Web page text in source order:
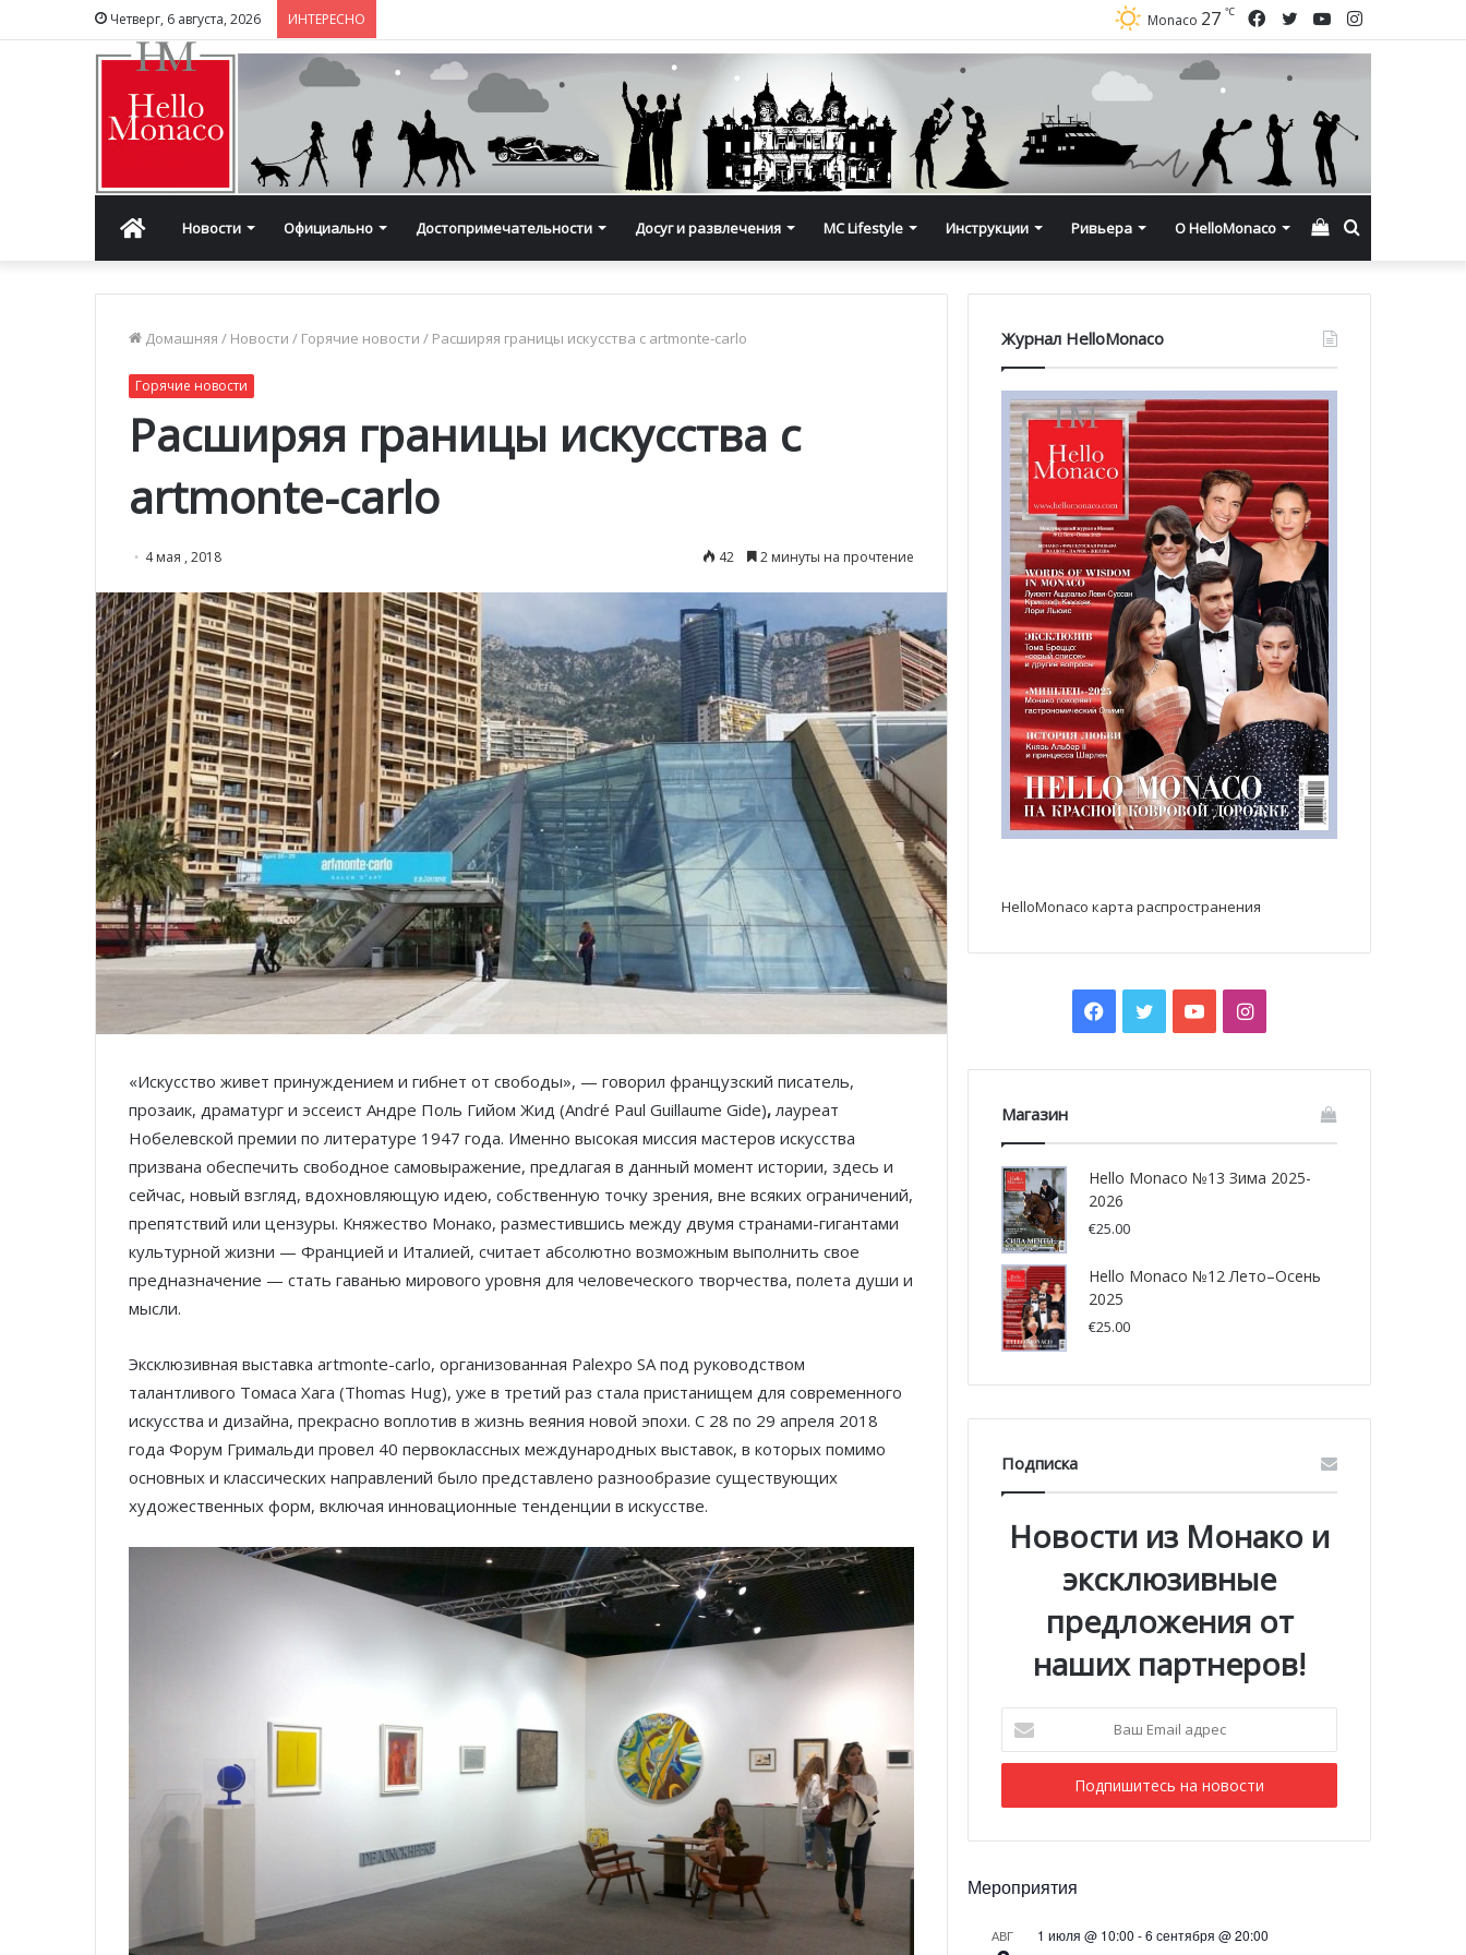
Четверг, 6 августа, 2026 ИНТЕРЕСНО Instagram
YouTube
Twitter
Facebook
Monaco 27 ℃
ГлавнаяНовости Официально Достопримечательности Досуг и развлечения MC Lifestyle Инструкции Ривьера О HelloMonaco Смотреть
корзину
Домашняя / Новости / Горячие новости / Расширяя границы искусства с artmonte-carlo
Горячие новости
Расширяя границы искусства с
artmonte-carlo
4 мая , 2018 42 2 минуты на прочтение
«Искусство живет принуждением и гибнет от свободы», — говорил французский писатель,
прозаик, драматург и эссеист Андре Поль Гийом Жид (André Paul Guillaume Gide),лауреат
Нобелевской премии по литературе 1947 года. Именно высокая миссия мастеров искусства
призвана обеспечить свободное самовыражение, предлагая в данный момент истории, здесь и
сейчас, новый взгляд, вдохновляющую идею, собственную точку зрения, вне всяких ограничений,
препятствий или цензуры. Княжество Монако, разместившись между двумя странами-гигантами
культурной жизни — Францией и Италией, считает абсолютно возможным выполнить свое
предназначение — стать гаванью мирового уровня для человеческого творчества, полета души и
мысли.
Эксклюзивная выставка artmonte-carlo, организованная Palexpo SA под руководством
талантливого Томаса Хага (Thomas Hug), уже в третий раз стала пристанищем для современного
искусства и дизайна, прекрасно воплотив в жизнь веяния новой эпохи. С 28 по 29 апреля 2018
года Форум Гримальди провел 40 первоклассных международных выставок, в которых помимо
основных и классических направлений было представлено разнообразие существующих
художественных форм, включая инновационные тенденции в искусстве.
Журнал HelloMonaco
HelloMonaco карта распространения
Facebook
TwitterYouTubeInstagram
Магазин
Hello Monaco №13 Зима 2025-
2026
€25.00
Hello Monaco №12 Лето–Осень
2025
€25.00
Подписка
Новости из Монако и
эксклюзивные
предложения от
наших партнеров!
Email
адрес
Мероприятия
АВГ 1 июля @ 10:00 -6 сентября @ 20:00